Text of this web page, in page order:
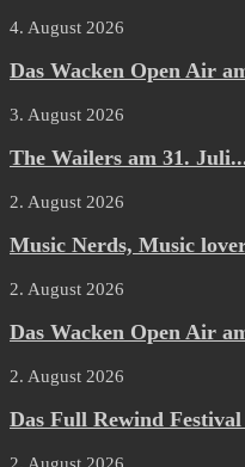
4. August 2026
Das Wacken Open Air
3. August 2026
The Wailers am 31.
2. August 2026
Music Nerds, Music
2. August 2026
Das Wacken Open Air
2. August 2026
Das Full Rewind